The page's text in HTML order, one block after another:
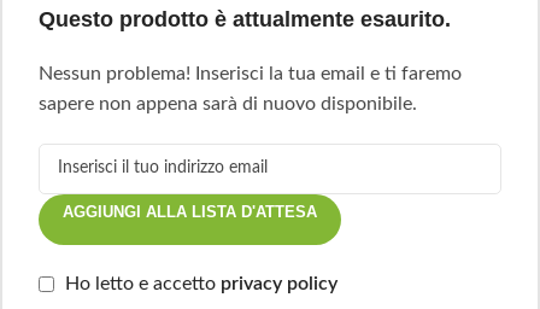
Questo prodotto è attualmente esaurito.
Nessun problema! Inserisci la tua email e ti faremo
sapere non appena sarà di nuovo disponibile.
AGGIUNGI ALLA LISTA D'ATTESA
Ho letto e accetto privacy policy